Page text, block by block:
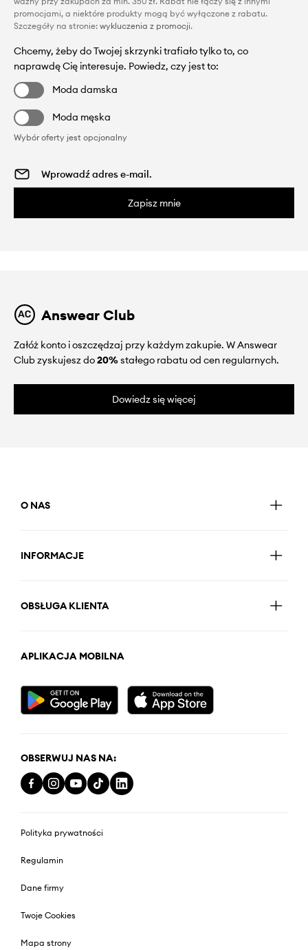
promocjami, a niektóre produkty mogą być wyłączone z rabatu.
Szczegóły na stronie: wykluczenia z promocji.
Chcemy, żeby do Twojej skrzynki trafiało tylko to, co
naprawdę Cię interesuje. Powiedz, czy jest to:
Moda damska
Moda męska
Wybór oferty jest opcjonalny
Zapisz mnie
Answear Club
Załóż konto i oszczędzaj przy każdym zakupie. W Answear
Club zyskujesz do20%stałego rabatu od cen regularnych.
Dowiedz się więcej
O NAS
INFORMACJE
OBSŁUGA KLIENTA
APLIKACJA MOBILNA
OBSERWUJ NAS NA:
Polityka prywatności
Regulamin
Dane firmy
Twoje Cookies
Mapa strony